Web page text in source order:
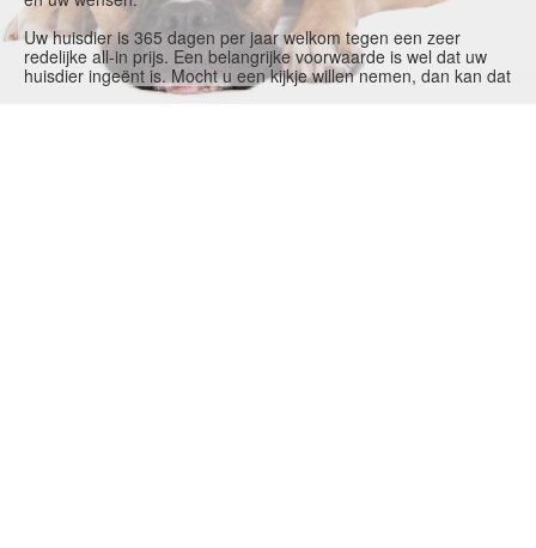
Uw huisdier is 365 dagen per jaar welkom tegen een zeer
redelijke all-in prijs. Een belangrijke voorwaarde is wel dat uw
huisdier ingeënt is. Mocht u een kijkje willen nemen, dan kan dat
tijdens onze openingstijden of op afspraak.